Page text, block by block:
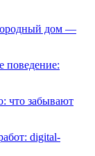
дом —
поведение:
что забывают
digital-